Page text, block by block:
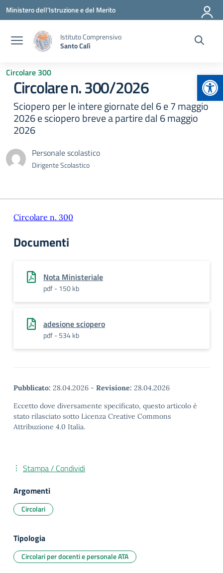
Vai ai contenuti
Vai al menu di navigazione
Vai al footer
Ministero dell'Istruzione e del Merito
Istituto Comprensivo
Santo Calì
Circolare 300
Circolare n. 300/2026
Sciopero per le intere giornate del 6 e 7 maggio
2026 e sciopero breve a partire dal 6 maggio
2026
Personale scolastico
Dirigente Scolastico
Circolare n. 300
Documenti
Nota Ministeriale
pdf - 150 kb
adesione sciopero
pdf - 534 kb
Pubblicato: 28.04.2026 - Revisione: 28.04.2026
Eccetto dove diversamente specificato, questo articolo è
stato rilasciato sotto Licenza Creative Commons
Attribuzione 4.0 Italia.
Stampa / Condividi
Argomenti
Circolari
Tipologia
Circolari per docenti e personale ATA